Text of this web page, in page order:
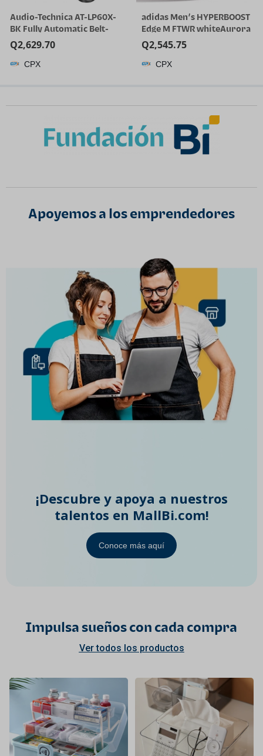
Audio-Technica AT-LP60X-
BK Fully Automatic Belt-
Drive Stereo Turntable,
Black, Hi-Fi, 2 Speed, Dust
Cover, Anti-Resonance,
Q2,629.70
CPX
adidas Men’s HYPERBOOST
Edge M FTWR whiteAurora
Onix/Solar Turbo 11 US
Multi
Q2,545.75
CPX
Apoyemos a los emprendedores​
¡Descubre y apoya a nuestros
talentos en MallBi.com!
Conoce más aquí
Impulsa sueños con cada compra
Ver todos los productos